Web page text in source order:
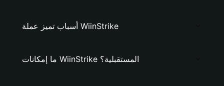
أسباب تميز عملة WiinStrike
ما إمكانات WiinStrike المستقبلية؟